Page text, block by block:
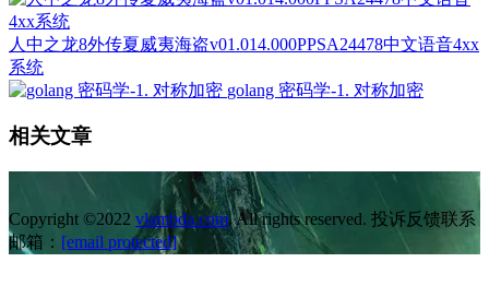
人中之龙8外传夏威夷海盗v01.014.000PPSA24478中文语音4xx
系统
golang 密码学-1. 对称加密
相关文章
Copyright ©2022 vlambda.com. All rights reserved. 投诉反馈联系
邮箱： [email protected]